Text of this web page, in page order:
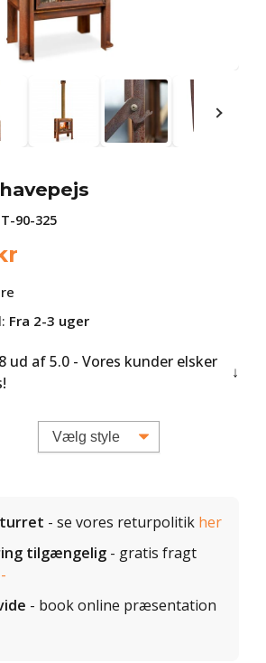
90-325
Fra 2-3 uger
ud af 5.0 - Vores kunder elsker
- se vores returpolitik her
tilgængelig - gratis fragt
- book online præsentation